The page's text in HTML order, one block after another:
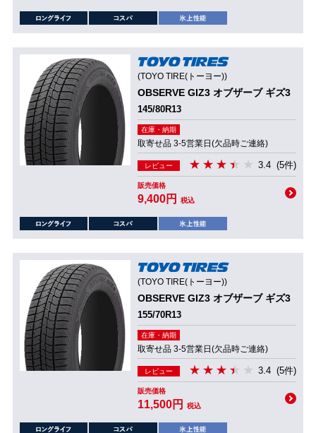
(TOYO TIRE(トーヨー))
OBSERVE GIZ3 オブザーブ ギズ3
145/80R13
在庫・納期
取寄せ品 3-5営業日(欠品時ご連絡)
レビュー 3.4 (5件)
販売価格
9,400円 税込
(TOYO TIRE(トーヨー))
OBSERVE GIZ3 オブザーブ ギズ3
155/70R13
在庫・納期
取寄せ品 3-5営業日(欠品時ご連絡)
レビュー 3.4 (5件)
販売価格
11,500円 税込